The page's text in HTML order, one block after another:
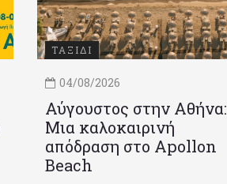
ΤΑΞΙΔΙ
04/08/2026
Αύγουστος στην Αθήνα:
Μια καλοκαιρινή
απόδραση στο Apollon
Beach